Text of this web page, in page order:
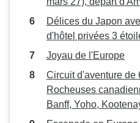
Délices du Japon
d'hôtel privées 3
Joyau de l'Europe
Circuit d'aventure de
Rocheuses
Banff, Yoho,